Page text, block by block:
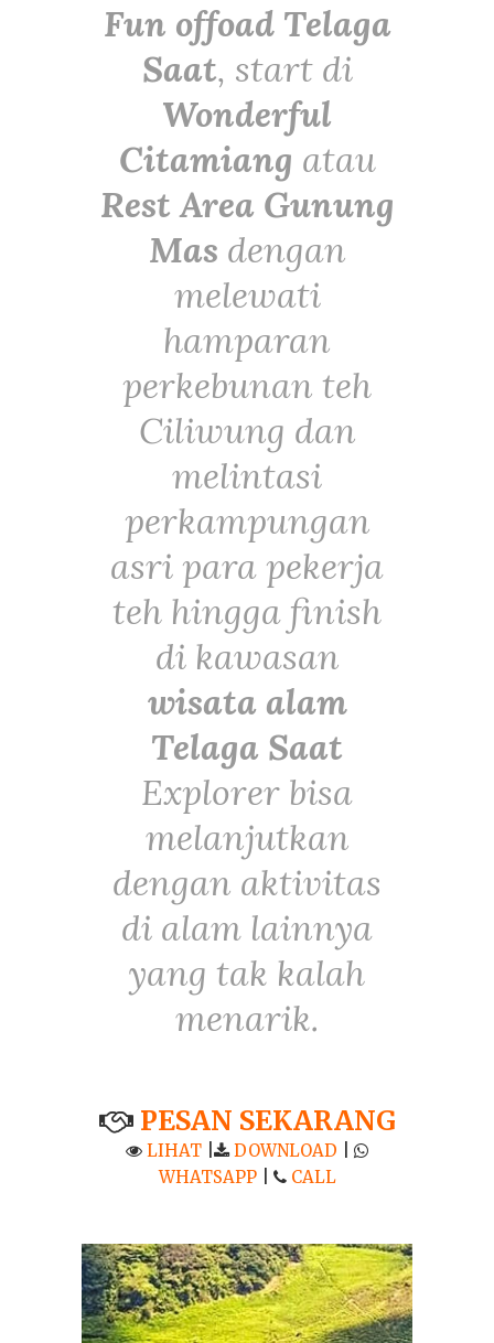
Fun offoad Telaga
Saat, start di
Wonderful
Citamiang atau
Rest Area Gunung
Mas dengan
melewati
hamparan
perkebunan teh
Ciliwung dan
melintasi
perkampungan
asri para pekerja
teh hingga finish
di kawasan
wisata alam
Telaga Saat
Explorer bisa
melanjutkan
dengan aktivitas
di alam lainnya
yang tak kalah
menarik.
PESAN SEKARANG
LIHAT DOWNLOAD
WHATSAPP
CALL